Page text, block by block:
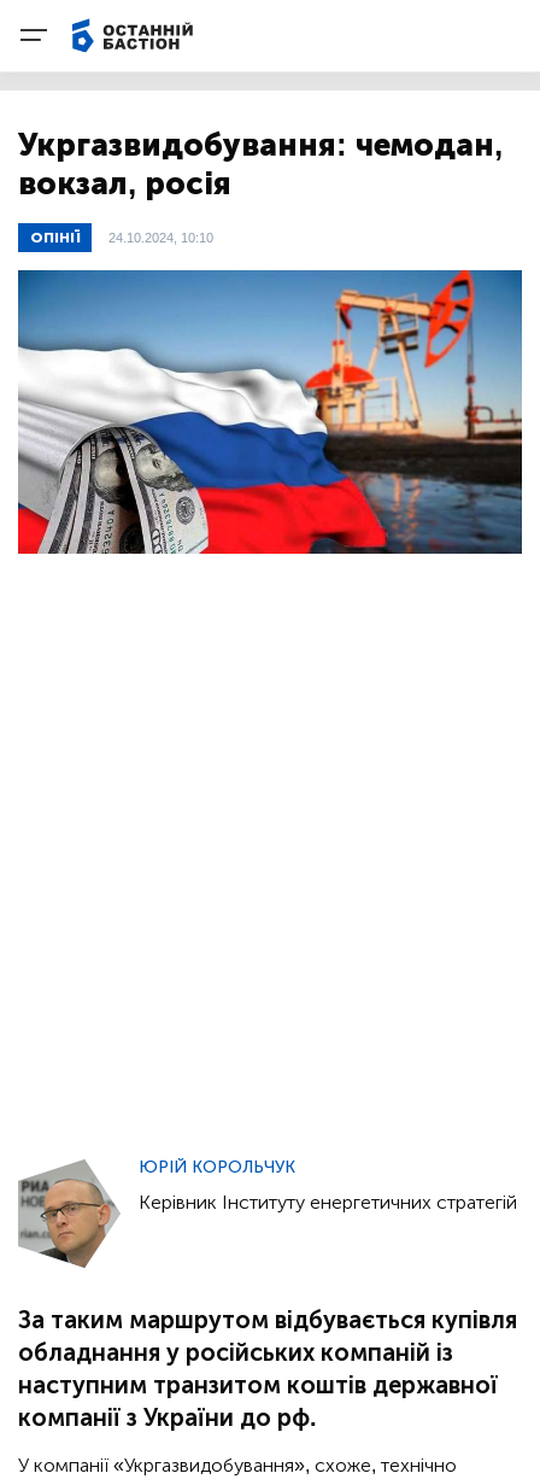
Укргазвидобування: чемодан,
вокзал, росія
ОПІНІЇ 24.10.2024, 10:10
За таким маршрутом відбувається купівля
обладнання у російських компаній із
наступним транзитом коштів державної
компанії з України до рф.
ЮРІЙ КОРОЛЬЧУК
Керівник Інституту енергетичних стратегій
У компанії «Укргазвидобування», схоже, технічно